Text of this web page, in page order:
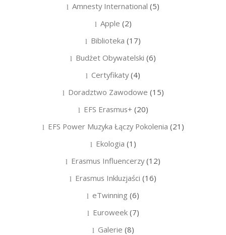
Amnesty International (5)
Apple (2)
Biblioteka (17)
Budżet Obywatelski (6)
Certyfikaty(4)
Doradztwo Zawodowe (15)
EFS Erasmus+ (20)
EFS Power Muzyka Łączy Pokolenia (21)
Ekologia (1)
Erasmus Influencerzy(12)
Erasmus Inkluzjaści (16)
eTwinning (6)
Euroweek(7)
Galerie (8)